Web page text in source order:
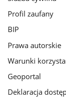
Profil zaufany
BIP
Prawa autorskie
Warunki
Geoportal
Deklaracja